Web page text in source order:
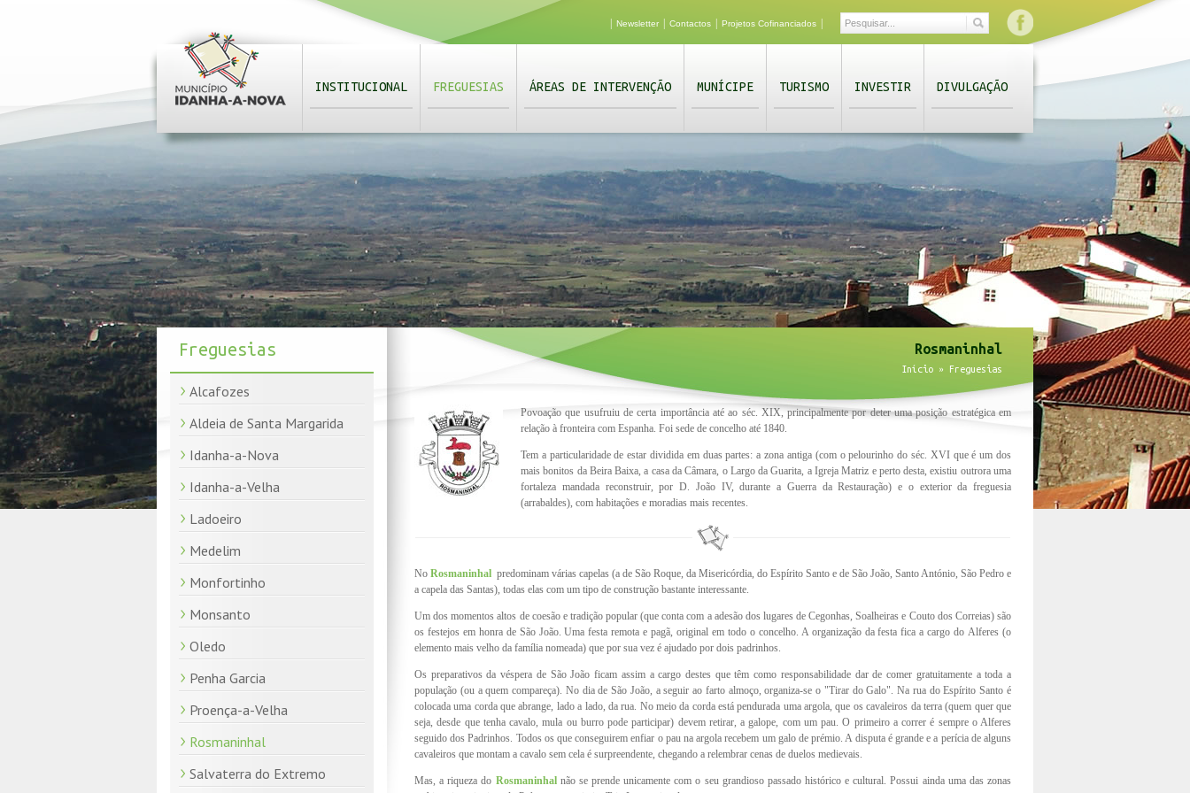
Newsletter Contactos Projetos Cofinanciados
INSTITUCIONAL FREGUESIAS ÁREAS DE INTERVENÇÃO MUNÍCIPE TURISMO INVESTIR DIVULGAÇÃO
Freguesias
Alcafozes
Aldeia de Santa Margarida
Idanha-a-Nova
Idanha-a-Velha
Ladoeiro
Medelim
Monfortinho
Monsanto
Oledo
Penha Garcia
Proença-a-Velha
Rosmaninhal
Salvaterra do Extremo
Rosmaninhal
Início » Freguesias
Povoação que usufruiu de certa importância até ao séc. XIX, principalmente por deter uma posição estratégica em
relação à fronteira com Espanha. Foi sede de concelho até 1840.
Tem a particularidade de estar dividida em duas partes: a zona antiga (com o pelourinho do séc. XVI que é um dos
mais bonitos da Beira Baixa, a casa da Câmara, o Largo da Guarita, a Igreja Matriz e perto desta, existiu outrora uma
fortaleza mandada reconstruir, por D. João IV, durante a Guerra da Restauração) e o exterior da freguesia
(arrabaldes), com habitações e moradias mais recentes.
No Rosmaninhal predominam várias capelas (a de São Roque, da Misericórdia, do Espírito Santo e de São João, Santo António, São Pedro e
a capela das Santas), todas elas com um tipo de construção bastante interessante.
Um dos momentos altos de coesão e tradição popular (que conta com a adesão dos lugares de Cegonhas, Soalheiras e Couto dos Correias) são
os festejos em honra de São João. Uma festa remota e pagã, original em todo o concelho. A organização da festa fica a cargo do Alferes (o
elemento mais velho da família nomeada) que por sua vez é ajudado por dois padrinhos.
Os preparativos da véspera de São João ficam assim a cargo destes que têm como responsabilidade dar de comer gratuitamente a toda a
população (ou a quem compareça). No dia de São João, a seguir ao farto almoço, organiza-se o "Tirar do Galo". Na rua do Espírito Santo é
colocada uma corda que abrange, lado a lado, da rua. No meio da corda está pendurada uma argola, que os cavaleiros da terra (quem quer que
seja, desde que tenha cavalo, mula ou burro pode participar) devem retirar, a galope, com um pau. O primeiro a correr é sempre o Alferes
seguido dos Padrinhos. Todos os que conseguirem enfiar o pau na argola recebem um galo de prémio. A disputa é grande e a perícia de alguns
cavaleiros que montam a cavalo sem cela é surpreendente, chegando a relembrar cenas de duelos medievais.
Mas, a riqueza do Rosmaninhalnão se prende unicamente com o seu grandioso passado histórico e cultural. Possui ainda uma das zonas